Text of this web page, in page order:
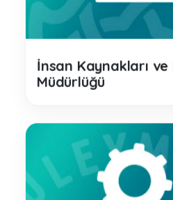
İnsan Kaynakları ve
Müdürlüğü